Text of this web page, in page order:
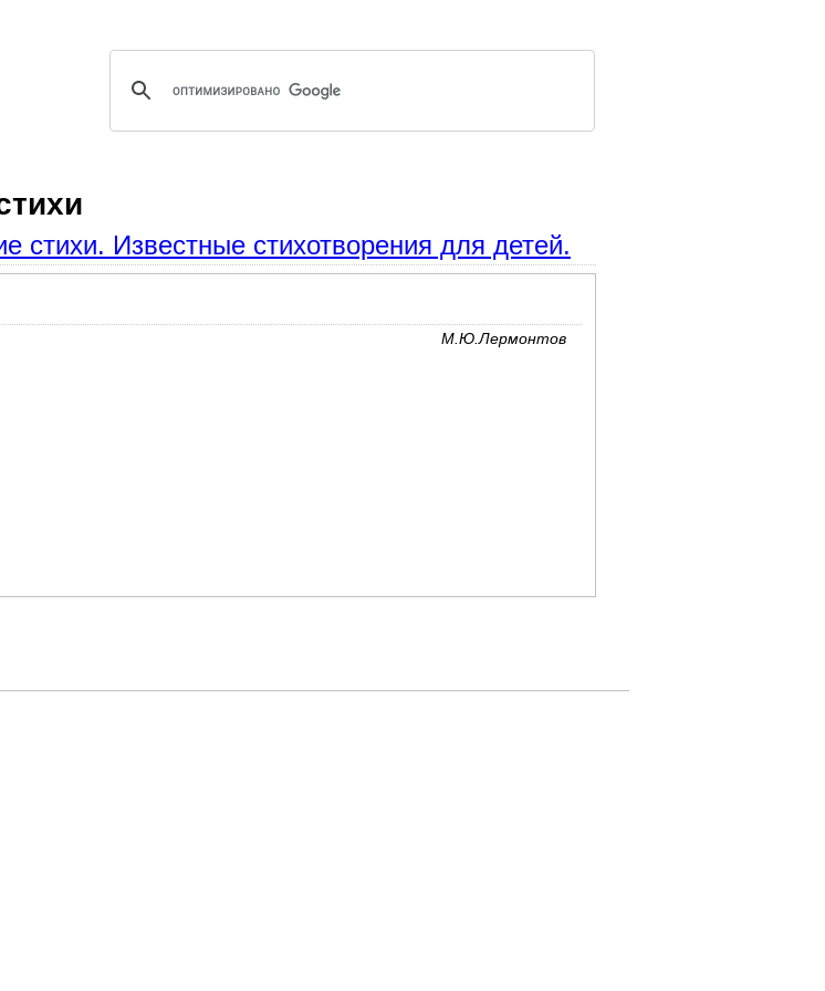
стихи. Известные стихотворения для детей.
М.Ю.Лермонтов